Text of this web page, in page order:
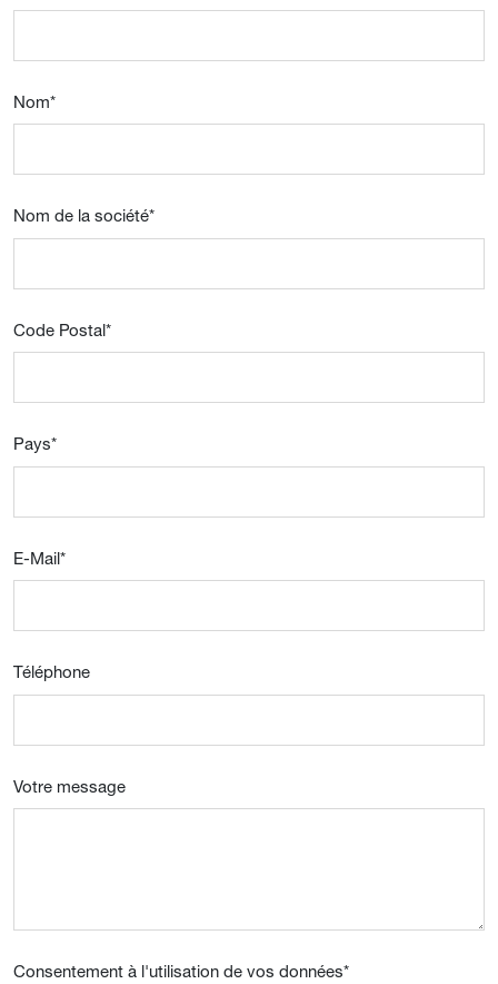
Nom*
Nom de la société*
Code Postal*
Pays*
E-Mail*
Téléphone
Votre message
Consentement à l'utilisation de vos données*